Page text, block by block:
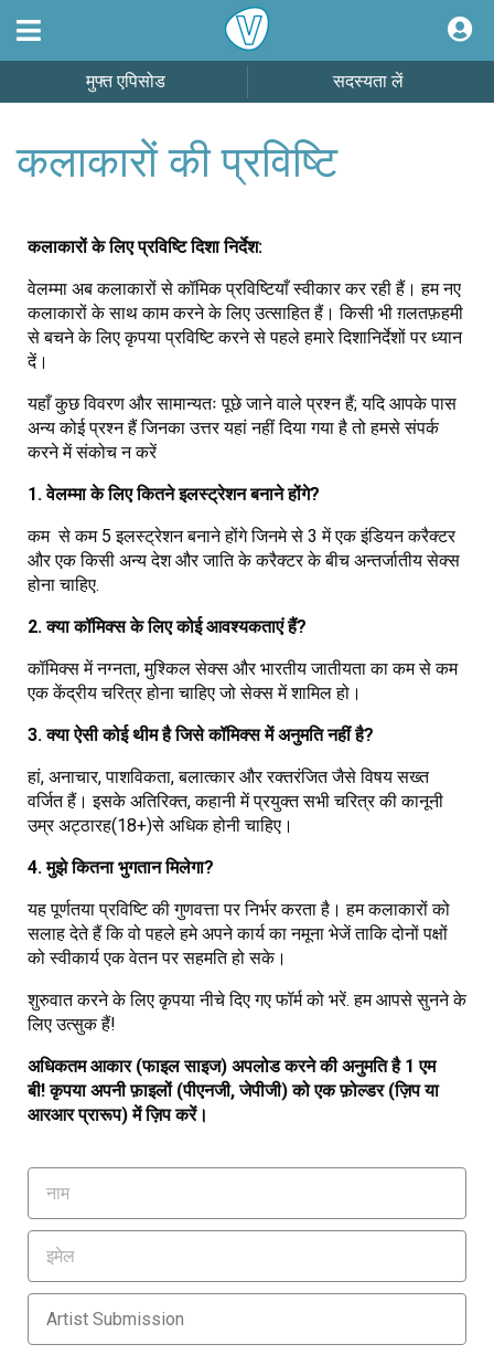
मुफ्त एपिसोड सदस्यता लें
कलाकारों की प्रविष्टि
कलाकारों के लिए प्रविष्टि दिशा निर्देश:
वेलम्मा अब कलाकारों से कॉमिक प्रविष्टियाँ स्वीकार कर रही हैं। हम नए
कलाकारों के साथ काम करने के लिए उत्साहित हैं। किसी भी ग़लतफ़हमी
से बचने के लिए कृपया प्रविष्टि करने से पहले हमारे दिशानिर्देशों पर ध्यान
दें।
यहाँ कुछ विवरण और सामान्यतः पूछे जाने वाले प्रश्न हैं; यदि आपके पास
अन्य कोई प्रश्न हैं जिनका उत्तर यहां नहीं दिया गया है तो हमसे संपर्क
करने में संकोच न करें
1. वेलम्मा के लिए कितने इलस्ट्रेशन बनाने होंगे?
कमसे कम 5 इलस्ट्रेशन बनाने होंगे जिनमे से 3 में एक इंडियन करैक्टर
और एक किसी अन्य देश और जाति के करैक्टर के बीच अन्तर्जातीय सेक्स
होना चाहिए.
2.क्या कॉमिक्स के लिए कोई आवश्यकताएं हैं?
कॉमिक्स में नग्नता, मुश्किल सेक्स और भारतीय जातीयता का कम से कम
एक केंद्रीय चरित्र होना चाहिए जो सेक्स में शामिल हो।
3.क्या ऐसी कोई थीम है जिसे कॉमिक्स में अनुमति नहीं है?
हां, अनाचार, पाशविकता, बलात्कार और रक्तरंजित जैसे विषय सख्त
वर्जित हैं। इसके अतिरिक्त, कहानी में प्रयुक्त सभी चरित्र की कानूनी
उम्र अट्ठारह(18+)से अधिक होनी चाहिए।
4.मुझे कितना भुगतान मिलेगा?
यह पूर्णतया प्रविष्टि की गुणवत्ता पर निर्भर करता है। हम कलाकारों को
सलाह देते हैं कि वो पहले हमे अपने कार्य का नमूना भेजें ताकि दोनों पक्षों
को स्वीकार्य एक वेतन पर सहमति हो सके।
शुरुवात करने के लिए कृपया नीचे दिए गए फॉर्म को भरें. हम आपसे सुनने के
लिए उत्सुक हैं!
अधिकतम आकार (फाइल साइज) अपलोड करने की अनुमति है 1एम
बी!कृपया अपनी फ़ाइलों (पीएनजी,जेपीजी) को एक फ़ोल्डर (ज़िप या
आरआर प्रारूप) में ज़िप करें।